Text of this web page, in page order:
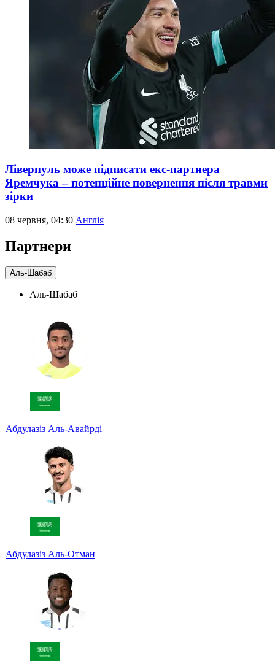
Ліверпуль може підписати екс-партнера
Яремчука – потенційне повернення після травми
зірки
08 червня, 04:30 Англія
Партнери
Аль-Шабаб
Аль-Шабаб
Абдулазіз Аль-Авайрді
Абдулазіз Аль-Отман